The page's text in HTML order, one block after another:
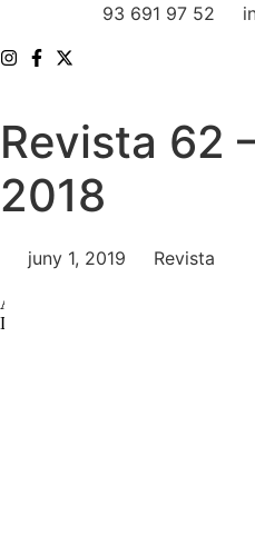
contingut
93 691 97 52
Revista 62
2018
juny 1, 2019 Revista